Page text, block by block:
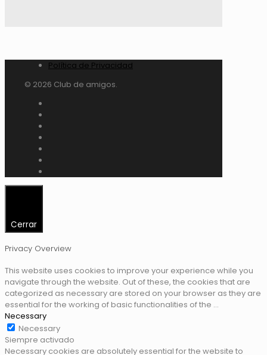
Política de Privacidad
© 2026 Club de amigos.
Cerrar
Privacy Overview
This website uses cookies to improve your experience while you
navigate through the website. Out of these, the cookies that are
categorized as necessary are stored on your browser as they are
essential for the working of basic functionalities of the ...
Necessary
Necessary
Siempre activado
Necessary cookies are absolutely essential for the website to